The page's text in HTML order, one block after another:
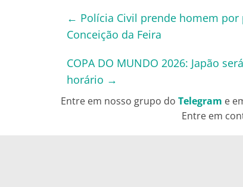
← Polícia Civil prende homem
Conceição da Feira
COPA DO MUNDO 2026: Japão
horário →
Entre em nosso grupo do Telegram e
Entre em